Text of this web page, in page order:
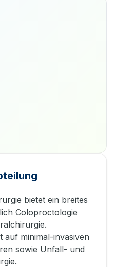
bietet ein breites
Coloproctologie
auf minimal-invasiven
sowie Unfall- und